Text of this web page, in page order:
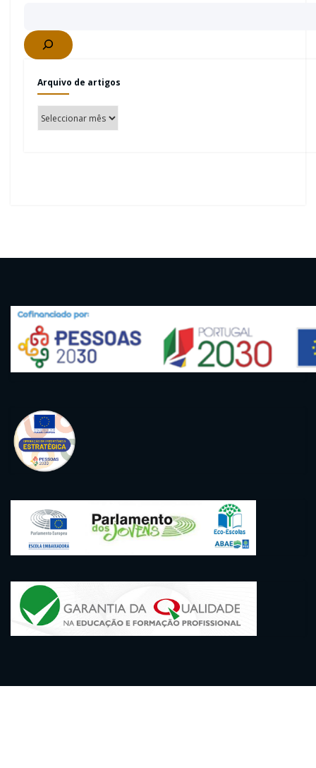
Arquivo de artigos
Arquivo
de